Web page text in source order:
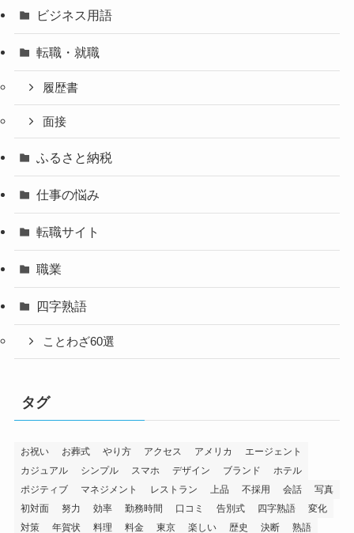
ビジネス用語
転職・就職
履歴書
面接
ふるさと納税
仕事の悩み
転職サイト
職業
四字熟語
ことわざ60選
タグ
お祝い お葬式 やり方 アクセス アメリカ
エージェント
カジュアル
シンプル スマホ デザイン ブランド
ホテル
ポジティブ
マネジメント レストラン 上品 不採用 会話
写真
初対面
努力 効率 勤務時間 口コミ 告別式 四字熟語
変化
対策
年賀状 料理 料金 東京 楽しい 歴史 決断 熟語